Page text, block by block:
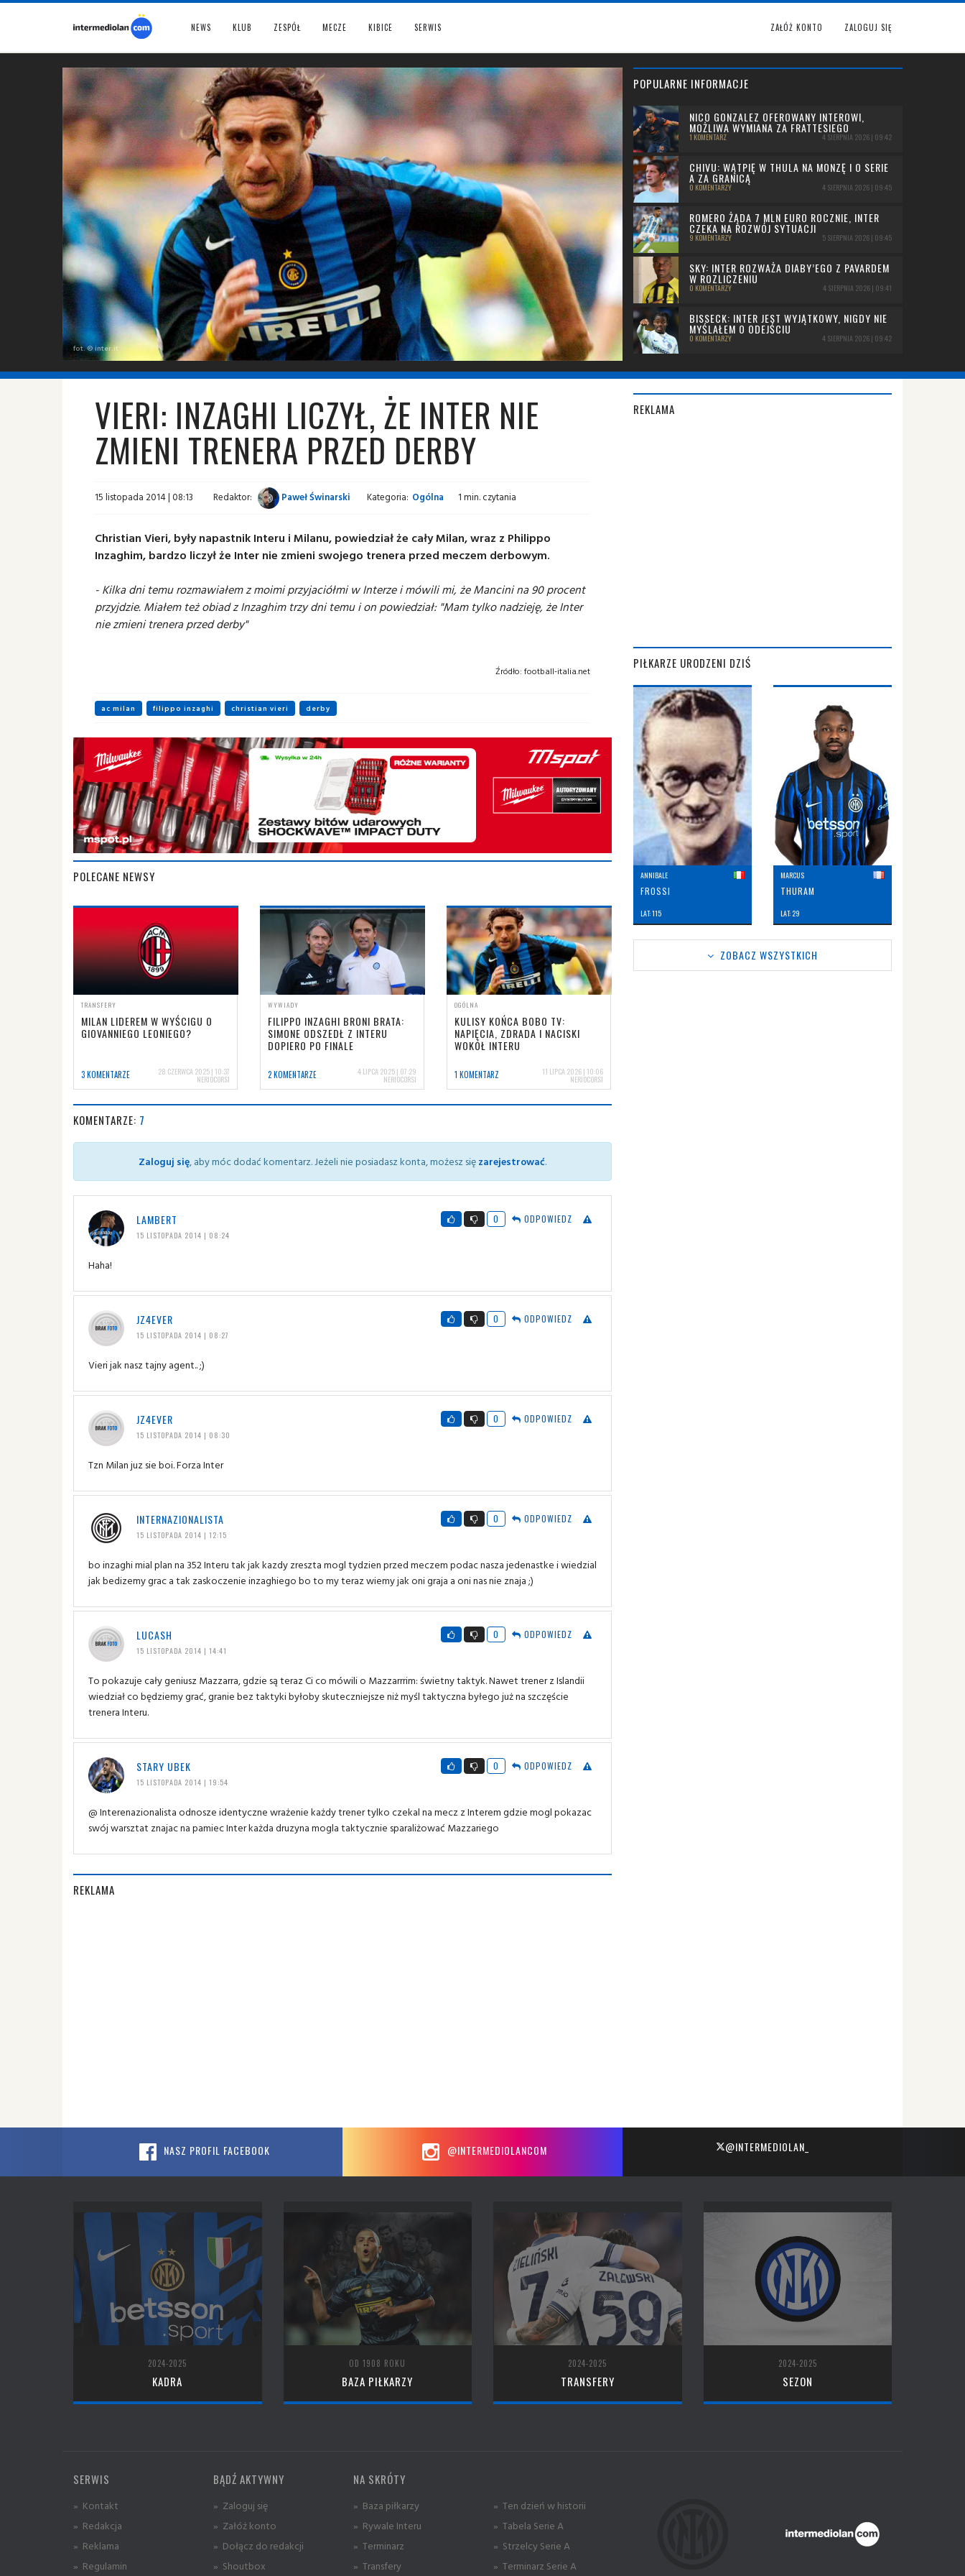
NEWS KLUB ZESPÓŁ MECZE KIBICE SERWIS ZAŁÓŻ KONTO ZALOGUJ SIĘ
fot. © inter.it
POPULARNE INFORMACJE
NICO GONZALEZ OFEROWANY INTEROWI,
MOŻLIWA WYMIANA ZA FRATTESIEGO
1 KOMENTARZ 4 SIERPNIA 2026 | 09:42
CHIVU: WĄTPIĘ W THULA NA MONZĘ I O SERIE
A ZA GRANICĄ
0 KOMENTARZY 4 SIERPNIA 2026 | 09:45
ROMERO ŻĄDA 7 MLN EURO ROCZNIE, INTER
CZEKA NA ROZWÓJ SYTUACJI
9 KOMENTARZY 5 SIERPNIA 2026 | 09:45
SKY: INTER ROZWAŻA DIABY’EGO Z PAVARDEM
W ROZLICZENIU
0 KOMENTARZY 4 SIERPNIA 2026 | 09:41
BISSECK: INTER JEST WYJĄTKOWY, NIGDY NIE
MYŚLAŁEM O ODEJŚCIU
0 KOMENTARZY 4 SIERPNIA 2026 | 09:42
VIERI: INZAGHI LICZYŁ, ŻE INTER NIE
ZMIENI TRENERA PRZED DERBY
15 listopada 2014 | 08:13 Redaktor: Paweł Świnarski Kategoria: Ogólna 1 min. czytania
Christian Vieri, były napastnik Interu i Milanu, powiedział że cały Milan, wraz z Philippo
Inzaghim, bardzo liczył że Inter nie zmieni swojego trenera przed meczem derbowym.
- Kilka dni temu rozmawiałem z moimi przyjaciółmi w Interze i mówili mi, że Mancini na 90 procent
przyjdzie. Miałem też obiad z Inzaghim trzy dni temu i on powiedział: "Mam tylko nadzieję, że Inter
nie zmieni trenera przed derby"
Źródło: football-italia.net
ac milan filippo inzaghi christian vieri derby
POLECANE NEWSY
TRANSFERY
MILAN LIDEREM W WYŚCIGU O
GIOVANNIEGO LEONIEGO?
3 KOMENTARZE 28 CZERWCA 2025 | 10:37
NERIOCORSI
WYWIADY
FILIPPO INZAGHI BRONI BRATA:
SIMONE ODSZEDŁ Z INTERU
DOPIERO PO FINALE
2 KOMENTARZE 4 LIPCA 2025 | 07:29
NERIOCORSI
OGÓLNA
KULISY KOŃCA BOBO TV:
NAPIĘCIA, ZDRADA I NACISKI
WOKÓŁ INTERU
1 KOMENTARZ 11 LIPCA 2026 | 10:06
NERIOCORSI
KOMENTARZE: 7
Zaloguj się, aby móc dodać komentarz. Jeżeli nie posiadasz konta, możesz sięzarejestrować.
LAMBERT
15 LISTOPADA 2014 | 08:24
0 ODPOWIEDZ
Haha!
JZ4EVER
15 LISTOPADA 2014 | 08:27
0 ODPOWIEDZ
Vieri jak nasz tajny agent.. ;)
JZ4EVER
15 LISTOPADA 2014 | 08:30
0 ODPOWIEDZ
Tzn Milan juz sie boi. Forza Inter
INTERNAZIONALISTA
15 LISTOPADA 2014 | 12:15
0 ODPOWIEDZ
bo inzaghi mial plan na 352 Interu tak jak kazdy zreszta mogl tydzien przed meczem podac nasza jedenastke i wiedzial
jak bedizemy grac a tak zaskoczenie inzaghiego bo to my teraz wiemy jak oni graja a oni nas nie znaja ;)
LUCASH
15 LISTOPADA 2014 | 14:41
0 ODPOWIEDZ
To pokazuje cały geniusz Mazzarra, gdzie są teraz Ci co mówili o Mazzarrrim: świetny taktyk. Nawet trener z Islandii
wiedział co będziemy grać, granie bez taktyki byłoby skuteczniejsze niż myśl taktyczna byłego już na szczęście
trenera Interu.
STARY UBEK
15 LISTOPADA 2014 | 19:54
0 ODPOWIEDZ
@ Interenazionalista odnosze identyczne wrażenie każdy trener tylko czekal na mecz z Interem gdzie mogl pokazac
swój warsztat znajac na pamiec Inter każda druzyna mogla taktycznie sparaliżować Mazzariego
REKLAMA
REKLAMA
PIŁKARZE URODZENI DZIŚ
ANNIBALE
FROSSI
LAT: 115
MARCUS
THURAM
LAT: 29
ZOBACZ WSZYSTKICH
NASZ PROFIL FACEBOOK @INTERMEDIOLANCOM @INTERMEDIOLAN_
2024-2025
KADRA
OD 1908 ROKU
BAZA PIŁKARZY
2024-2025
TRANSFERY
2024-2025
SEZON
SERWIS
» Kontakt
» Redakcja
» Reklama
» Regulamin
BĄDŹ AKTYWNY
» Zaloguj się
» Załóż konto
» Dołącz do redakcji
» Shoutbox
NA SKRÓTY
» Baza piłkarzy
» Rywale Interu
» Terminarz
» Transfery
» Ten dzień w historii
» Tabela Serie A
» Strzelcy Serie A
» Terminarz Serie A